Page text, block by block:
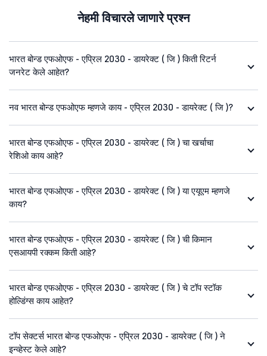
नेहमी विचारले जाणारे प्रश्न
भारत बोन्ड एफओएफ - एप्रिल 2030 - डायरेक्ट ( जि ) किती रिटर्न
जनरेट केले आहेत?
नव भारत बोन्ड एफओएफ म्हणजे काय - एप्रिल 2030 - डायरेक्ट ( जि )?
भारत बोन्ड एफओएफ - एप्रिल 2030 - डायरेक्ट ( जि ) चा खर्चाचा
रेशिओ काय आहे?
भारत बोन्ड एफओएफ - एप्रिल 2030 - डायरेक्ट ( जि ) या एयूएम म्हणजे
काय?
भारत बोन्ड एफओएफ - एप्रिल 2030 - डायरेक्ट ( जि ) ची किमान
एसआयपी रक्कम किती आहे?
भारत बोन्ड एफओएफ - एप्रिल 2030 - डायरेक्ट ( जि ) चे टॉप स्टॉक
होल्डिंग्स काय आहेत?
टॉप सेक्टर्स भारत बोन्ड एफओएफ - एप्रिल 2030 - डायरेक्ट ( जि ) ने
इन्व्हेस्ट केले आहे?